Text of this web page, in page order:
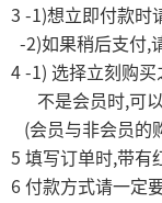
3 -1)想立即付款时
-2)如果稍后支付,
4 -1) 选择立刻购买
不是会员时,可
(会员与非会员的
5 填写订单时,带有
6 付款方式请一定